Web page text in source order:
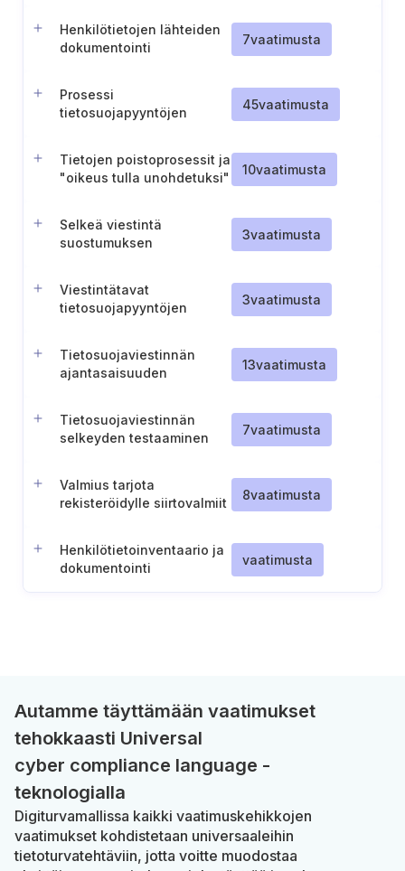
Henkilötietojen lähteiden
dokumentointi
7vaatimusta
Prosessi
tietosuojapyyntöjen
45vaatimusta
Tietojen poistoprosessit ja
"oikeus tulla unohdetuksi"
10vaatimusta
Selkeä viestintä
suostumuksen
3vaatimusta
Viestintätavat
tietosuojapyyntöjen
3vaatimusta
Tietosuojaviestinnän
ajantasaisuuden
13vaatimusta
Tietosuojaviestinnän
selkeyden testaaminen
7vaatimusta
Valmius tarjota
rekisteröidylle siirtovalmiit
8vaatimusta
Henkilötietoinventaario ja
dokumentointi
vaatimusta
Autamme täyttämään vaatimukset
tehokkaasti Universal
cyber compliance language -
teknologialla
Digiturvamallissa kaikki vaatimuskehikkojen
vaatimukset kohdistetaan universaaleihin
tietoturvatehtäviin, jotta voitte muodostaa